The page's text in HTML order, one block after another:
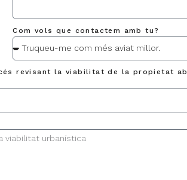
Com vols que contactem amb tu?
revisant la viabilitat de la propietat